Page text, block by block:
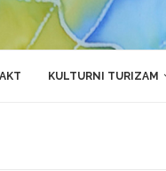
KULTURNI TURIZAM